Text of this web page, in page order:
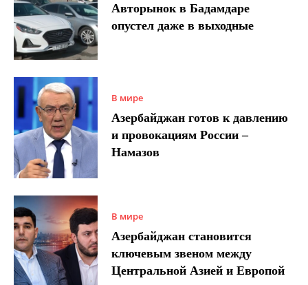
Авторынок в Бадамдаре
опустел даже в выходные
В мире
Азербайджан готов к давлению
и провокациям России –
Намазов
В мире
Азербайджан становится
ключевым звеном между
Центральной Азией и Европой